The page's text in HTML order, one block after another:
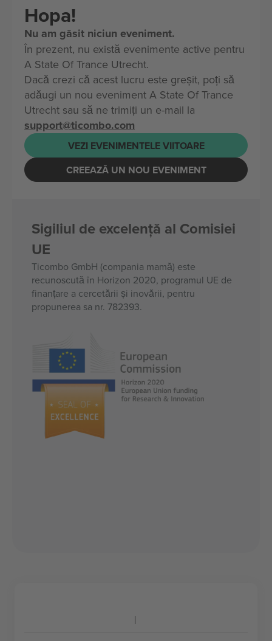
Hopa!
Nu am găsit niciun eveniment.
În prezent, nu există evenimente active pentru
A State Of Trance Utrecht.
Dacă crezi că acest lucru este greșit, poți să
adăugi un nou eveniment A State Of Trance
Utrecht sau să ne trimiți un e-mail la
support@ticombo.com
VEZI EVENIMENTELE VIITOARE
CREEAZĂ UN NOU EVENIMENT
Sigiliul de excelență al Comisiei
UE
Ticombo GmbH (compania mamă) este
recunoscută în Horizon 2020, programul UE de
finanțare a cercetării și inovării, pentru
propunerea sa nr. 782393.